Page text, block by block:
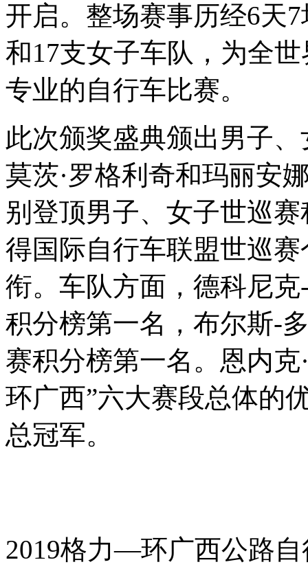
开启。整场赛事历经6天
和17支女子车队，为全
专业的自行车比赛。
此次颁奖盛典颁出男子
莫茨·罗格利奇和玛丽安
别登顶男子、女子世巡
得国际自行车联盟世巡
衔。车队方面，德科尼
积分榜第一名，布尔斯-
赛积分榜第一名。恩内克
环广西”六大赛段总体的
总冠军。
2019格力—环广西公路